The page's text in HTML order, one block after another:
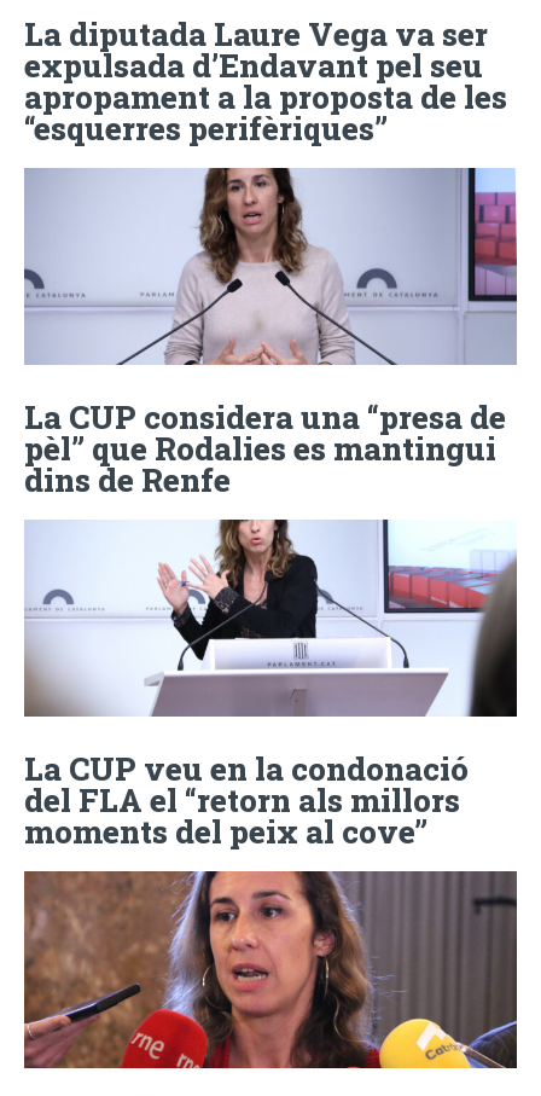
La diputada Laure Vega va ser
expulsada d’Endavant pel seu
apropament a la proposta de les
“esquerres perifèriques”
La CUP considera una “presa de
pèl” que Rodalies es mantingui
dins de Renfe
La CUP veu en la condonació
del FLA el “retorn als millors
moments del peix al cove”